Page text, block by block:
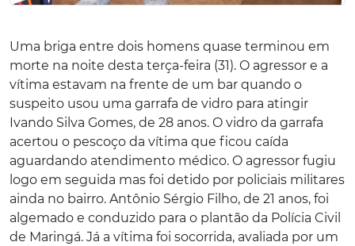
Uma briga entre dois homens quase terminou em
morte na noite desta terça-feira (31). O agressor e a
vítima estavam na frente de um bar quando o
suspeito usou uma garrafa de vidro para atingir
Ivando Silva Gomes, de 28 anos. O vidro da garrafa
acertou o pescoço da vítima que ficou caída
aguardando atendimento médico. O agressor fugiu
logo em seguida mas foi detido por policiais militares
ainda no bairro. Antônio Sérgio Filho, de 21 anos, foi
algemado e conduzido para o plantão da Polícia Civil
de Maringá. Já a vítima foi socorrida, avaliada por um